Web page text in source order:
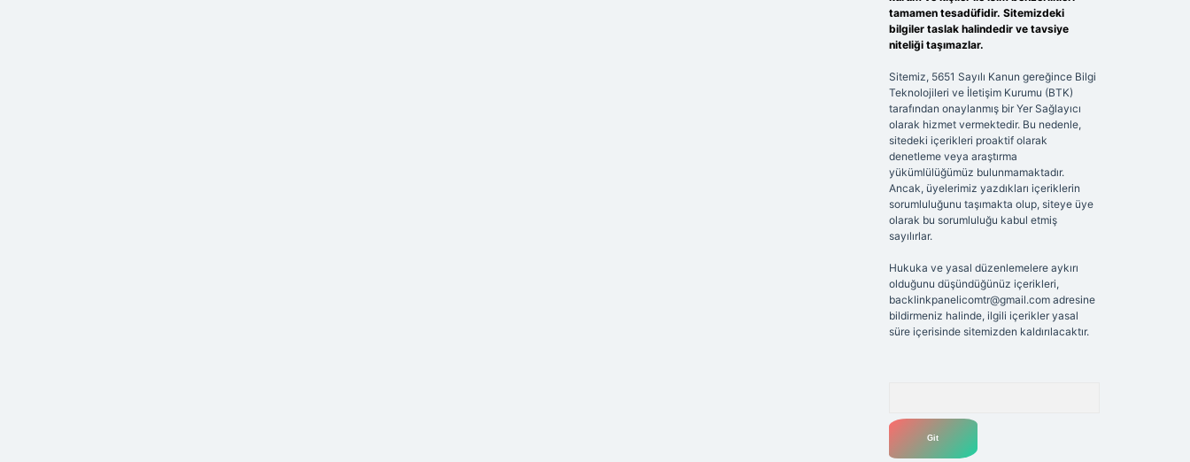
tamamen tesadüfidir. Sitemizdeki
bilgiler taslak halindedir ve tavsiye
niteliği taşımazlar.
Sitemiz, 5651 Sayılı Kanun gereğince Bilgi
Teknolojileri ve İletişim Kurumu (BTK)
tarafından onaylanmış bir Yer Sağlayıcı
olarak hizmet vermektedir. Bu nedenle,
sitedeki içerikleri proaktif olarak
denetleme veya araştırma
yükümlülüğümüz bulunmamaktadır.
Ancak, üyelerimiz yazdıkları içeriklerin
sorumluluğunu taşımakta olup, siteye üye
olarak bu sorumluluğu kabul etmiş
sayılırlar.
Hukuka ve yasal düzenlemelere aykırı
olduğunu düşündüğünüz içerikleri,
backlinkpanelicomtr@gmail.comadresine
bildirmeniz halinde, ilgili içerikler yasal
süre içerisinde sitemizden kaldırılacaktır.